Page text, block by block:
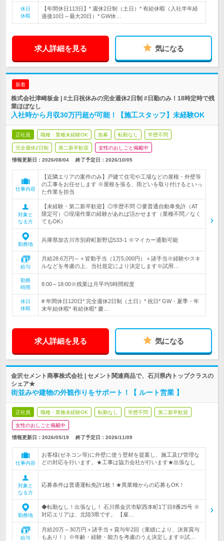
休日
休暇
【年間休日113日】* 週休2日制（土日）* 有給休暇（入社半年経
過後10日～最大20日）* GW休…
求人詳細を見る 気になる
新着
株式会社津崎板金 | #土日祝休みの完全週休2日制 #日勤のみ！18時定時で残
業ほぼなし
入社時から月収30万円超が可能！【施工スタッフ】未経験OK
正社員 職種・業種未経験OK 急募 転勤なし 学歴不問
完全週休2日制 第二新卒歓迎 女性のおしごと掲載中
情報更新日：2026/08/04 終了予定日： 2026/10/05
仕事内容
【近隣エリアの案件のみ】戸建て住宅や工場などの屋根・外壁等
の工事をお任せします ※屋根を張る、雨どいを取り付けるといっ
た作業を担当
対象と
なる方
【未経験・第二新卒歓迎】◎学歴不問 ◎要普通自動車免許（AT
限定可）◎現場作業の経験があれば活かせます（業種不問／なく
てもOK）
勤務地
兵庫県加古川市別府町新野辺533-1 ※マイカー通勤可能
給与
月給28.6万円～＋皆勤手当（1万5,000円）＋諸手当※経験やスキ
ルなどを考慮の上、当社規定により決定します※試用…
勤務
時間
8:00～18:00※残業は月平均5時間程度
休日
休暇
# 年間休日120日* 完全週休2日制（土日）* 祝日* GW・夏季・年
末年始休暇* 有給休暇* 慶…
求人詳細を見る 気になる
金沢セメント商事株式会社 | セメント関連商品で、石川県内トップクラスの
シェア★
街並みや建物の外観作りをサポート！【 ルート営業 】
正社員 職種・業種未経験OK 転勤なし 学歴不問 第二新卒歓迎
女性のおしごと掲載中
情報更新日：2026/05/19 終了予定日： 2026/11/09
仕事内容
お客様(ゼネコン等)に外壁に使う壁材を提案し、施工及び管理な
どの対応を行います。★工事は協力会社が行います★出張なし
対象と
なる方
応募条件は普通運転免許1枚！★異業種からの応募もOK！
勤務地
◆転勤なし！出張なし！ 石川県金沢市駅西本町1丁目8番25号 ※
対応エリアは、北陸3県です。 【雇…
給与
月給20万～30万円＋諸手当＋賞与年2回（業績により、決算賞与
もあり！）※年齢・経験・能力を考慮のうえ決定します※試…